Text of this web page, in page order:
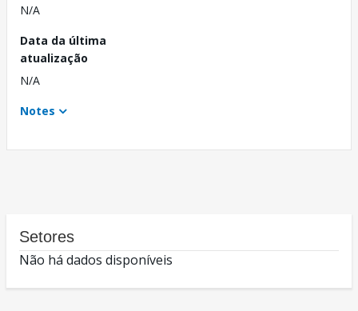
N/A
Data da última
atualização
N/A
Notes
Setores
Não há dados disponíveis